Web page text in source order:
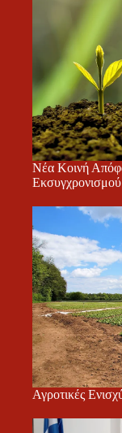
Νέα Κοινή
Εκσυγχρονισμού
Αγροτικές